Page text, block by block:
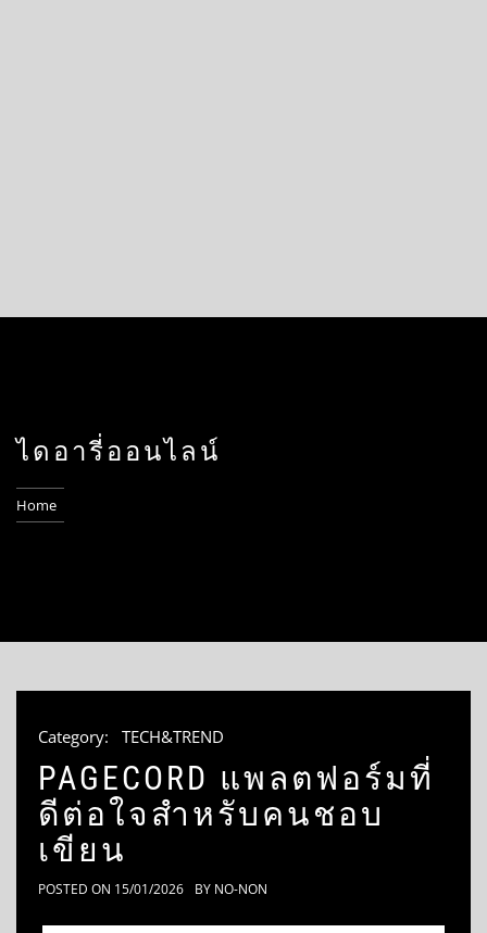
ไดอารี่ออนไลน์
Home
Category: TECH&TREND
PAGECORD แพลตฟอร์มที่
ดีต่อใจสำหรับคนชอบ
เขียน
POSTED ON 15/01/2026 BY NO-NON